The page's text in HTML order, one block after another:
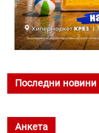
Последни новини
Анкета